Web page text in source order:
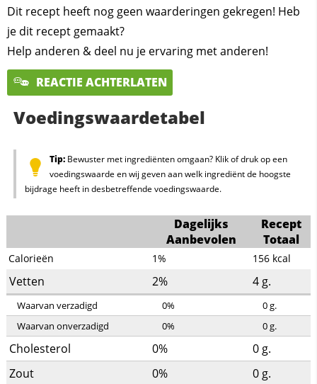
Dit recept heeft nog geen waarderingen gekregen! Heb
je dit recept gemaakt?
Help anderen & deel nu je ervaring met anderen!
REACTIE ACHTERLATEN
Voedingswaardetabel
Tip:Bewuster met ingrediënten omgaan? Klik of druk op een
voedingswaarde en wij geven aan welk ingrediënt de hoogste
bijdrage heeft in desbetreffende voedingswaarde.
Dagelijks
Aanbevolen
Recept
Totaal
Calorieën 1% 156 kcal
Vetten 2% 4g.
Waarvan verzadigd 0% 0g.
Waarvan onverzadigd
0% 0g.
Cholesterol 0% 0g.
Zout
0% 0g.